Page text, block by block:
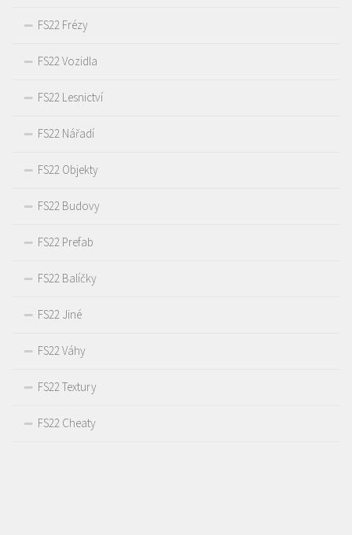
FS22 Frézy
FS22 Vozidla
FS22 Lesnictví
FS22 Nářadí
FS22 Objekty
FS22 Budovy
FS22 Prefab
FS22 Balíčky
FS22 Jiné
FS22 Váhy
FS22 Textury
FS22 Cheaty